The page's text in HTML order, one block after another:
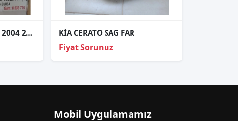
KIA BONGO SAĞ STOP 2004 2009. KİA CERATO SAG FAR
Fiyat Sorunuz
Mobil Uygulamamız